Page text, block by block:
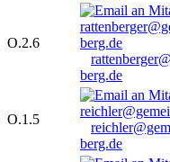
O.2.6
berg.de
O.1.5
berg.de